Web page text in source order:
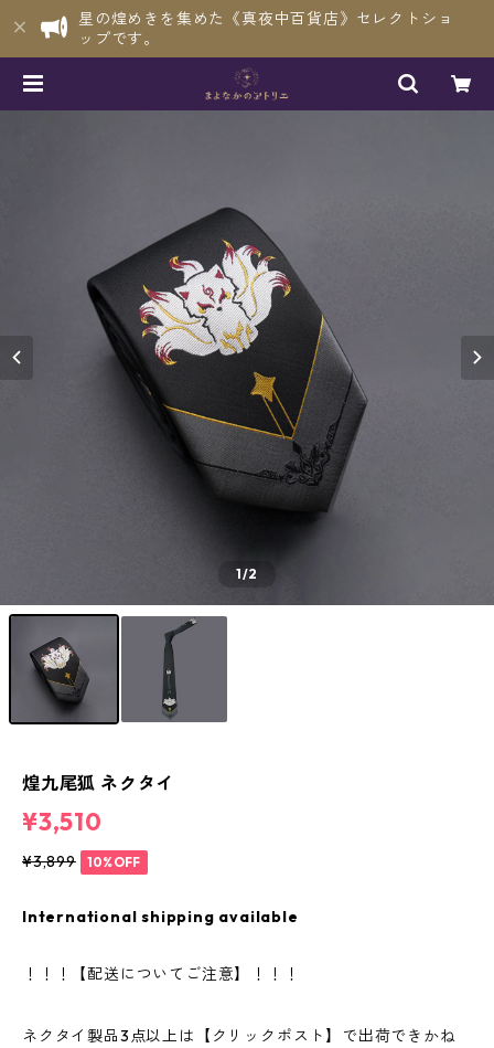
星の煌めきを集めた《真夜中百貨店》セレクトショ
ップです。
1/2
煌九尾狐 ネクタイ
¥3,510
¥3,899 10%OFF
International shipping available
！！！【配送についてご注意】！！！
ネクタイ製品3点以上は【クリックポスト】で出荷できかね